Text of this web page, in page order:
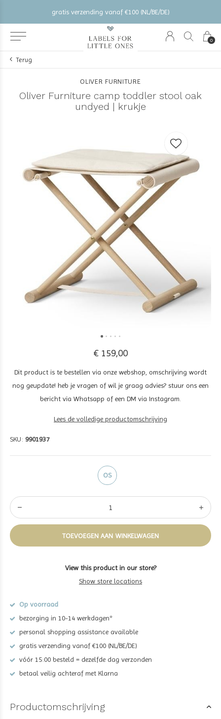
0
€100 (NL/BE/DE) vóór 15:00 besteld = dezelfde
Terug
OLIVER FURNITURE
Oliver Furniture camp toddler stool oak
undyed | krukje
€ 159,00
Dit product is te bestellen via onze webshop, omschrijving wordt
nog geupdate! heb je vragen of wil je graag advies? stuur ons een
bericht via Whatsapp of een DM via Instagram.
Lees de volledige productomschrijving
SKU: 9901937
OS
TOEVOEGEN AAN WINKELWAGEN
View this product in our store?
Show store locations
Op voorraad
bezorging in 10-14 werkdagen*
personal shopping assistance available
gratis verzending vanaf €100 (NL/BE/DE)
vóór 15:00 besteld = dezelfde dag verzonden
betaal veilig achteraf met Klarna
Productomschrijving